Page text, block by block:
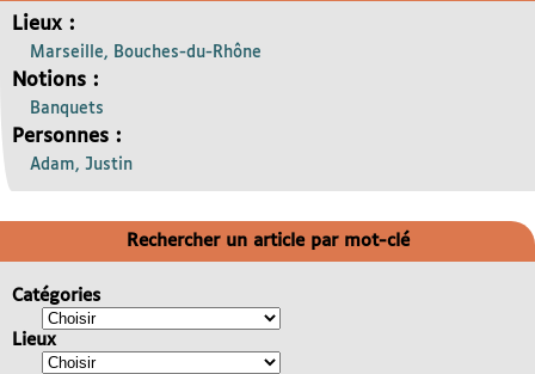
Lieux :
Marseille, Bouches-du-Rhône
Notions :
Banquets
Personnes :
Adam, Justin
Rechercher un article par mot-clé
Catégories
Lieux